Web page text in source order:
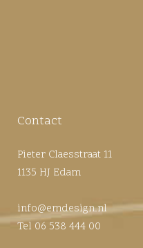
Contact
Pieter Claesstraat 11
1135 HJ Edam
info@emdesign.nl
Tel 06 538 444 00